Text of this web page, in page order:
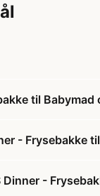
til Babymad
- Frysebakke
-